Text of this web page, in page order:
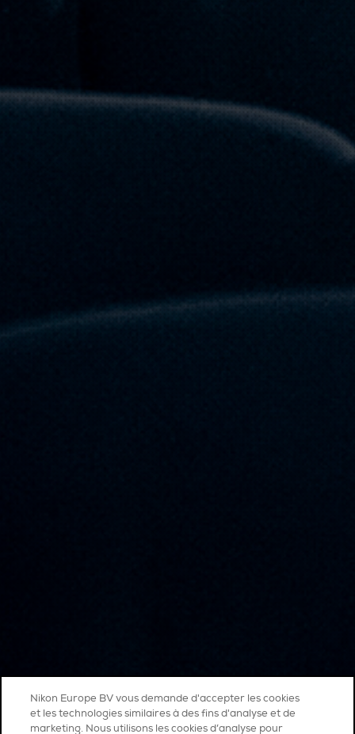
Nikon Europe BV vous demande d'accepter les cookies
et les technologies similaires à des fins d'analyse et de
marketing. Nous utilisons les cookies d’analyse pour